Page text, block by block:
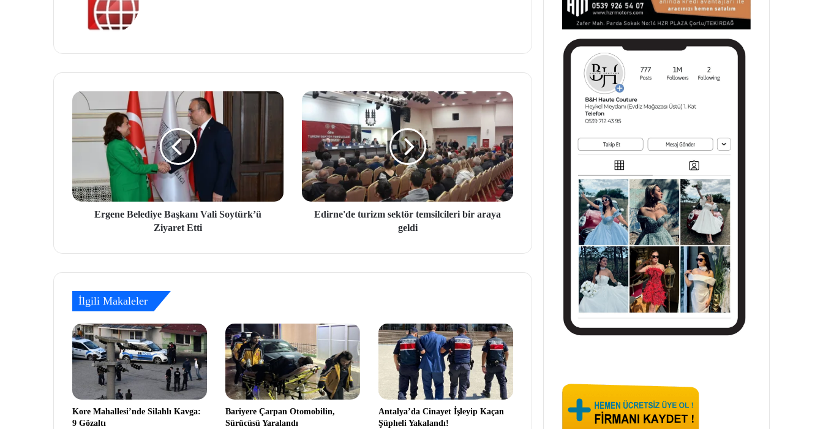
Ergene Belediye Başkanı Vali Soytürk’ü
Ziyaret Etti
Edirne'de turizm sektör temsilcileri bir araya
geldi
İlgili Makaleler
Kore Mahallesi’nde Silahlı Kavga:
9 Gözaltı
Bariyere Çarpan Otomobilin,
Sürücüsü Yaralandı
Antalya’da Cinayet İşleyip Kaçan
Şüpheli Yakalandı!